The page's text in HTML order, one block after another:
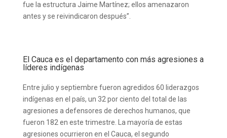
fue la estructura Jaime Martínez; ellos amenazaron
antes y se reivindicaron después”.
El Cauca es el departamento con más agresiones a
líderes indígenas
Entre julio y septiembre fueron agredidos 60 liderazgos
indígenas en el país, un 32 por ciento del total de las
agresiones a defensores de derechos humanos, que
fueron 182 en este trimestre. La mayoría de estas
agresiones ocurrieron en el Cauca, el segundo